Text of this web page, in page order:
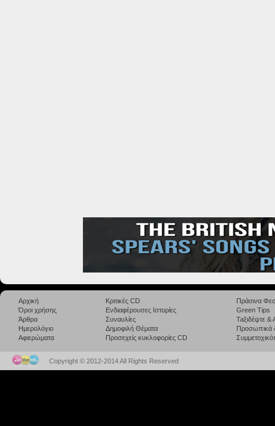
Αρχική
Όροι χρήσης
Άρθρα
Ημερολόγιο
Αφιερώματα
Κριτικές CD
Ενδιαφέρουσες Ιστορίες
Συναυλίες
Δημοφιλή Θέματα
Προσεχείς κυκλοφορίες CD
Πράσινα
Green Tips
Taξιδέψτε
Προσωπικά
Copyright © 2012-2014 All Rights Reserved